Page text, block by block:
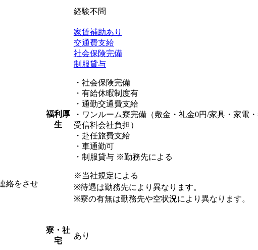
絡をさせ
経験不問
福利厚
生
家賃補助あり
交通費支給
社会保険完備
制服貸与
・社会保険完備
・有給休暇制度有
・通勤交通費支給
・ワンルーム寮完備（敷金・礼金0円/家具・家電
受信料会社負担）
・赴任旅費支給
・車通勤可
・制服貸与 ※勤務先による
※当社規定による
※待遇は勤務先により異なります。
※寮の有無は勤務先や空状況により異なります。
寮・社
宅
あり